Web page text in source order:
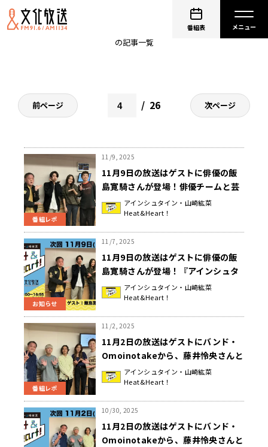
番組表
の記事一覧
前ページ 26 次ページ
番組レポ
11/9, 2025
11月9日の放送はゲストに俳優の飯
島寛騎さんが登場！俳優チームと芸
人チームで対決企画！『アインシュ
タイン・山崎紘菜 Heat&Heart!』
アインシュタイン・山崎紘菜
Heat&Heart！
お知らせ
11/7, 2025
11月9日の放送はゲストに俳優の飯
島寛騎さんが登場！『アインシュタ
イン・山崎紘菜 Heat&Heart!』
アインシュタイン・山崎紘菜
Heat&Heart！
番組レポ
11/2, 2025
11月2日の放送はゲストにバンド・
Omoinotakeから、藤井怜央さんと
冨田洋之進さんが登場！特別企画
「思いの丈を合わせて！せーの&シ
紘菜 Heat&Heart!』
アインシュタイン・山崎紘菜
Heat&Heart！
10/30, 2025
11月2日の放送はゲストにバンド・
Omoinotakeから、藤井怜央さんと